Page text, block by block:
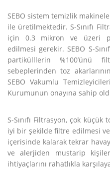
SEBO sistem temizlik
ile üretilmektedir. S-Sınıfı
için 0.3 mikron ve üzeri
edilmesi gerekir. SEBO S-
partikülllerin %100’ünü
sebeplerinden toz
SEBO Vakumlu
Kurumunun onayına sahip
S-Sınıfı Filtrasyon, çok
iyi bir şekilde filtre edilmesi
içerisinde kalarak tekrar
ve alerjiden mustarip
ihtiyaçlarını rahatlıkla